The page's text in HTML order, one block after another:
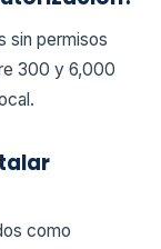
sin permisos
300 y 6,000
como